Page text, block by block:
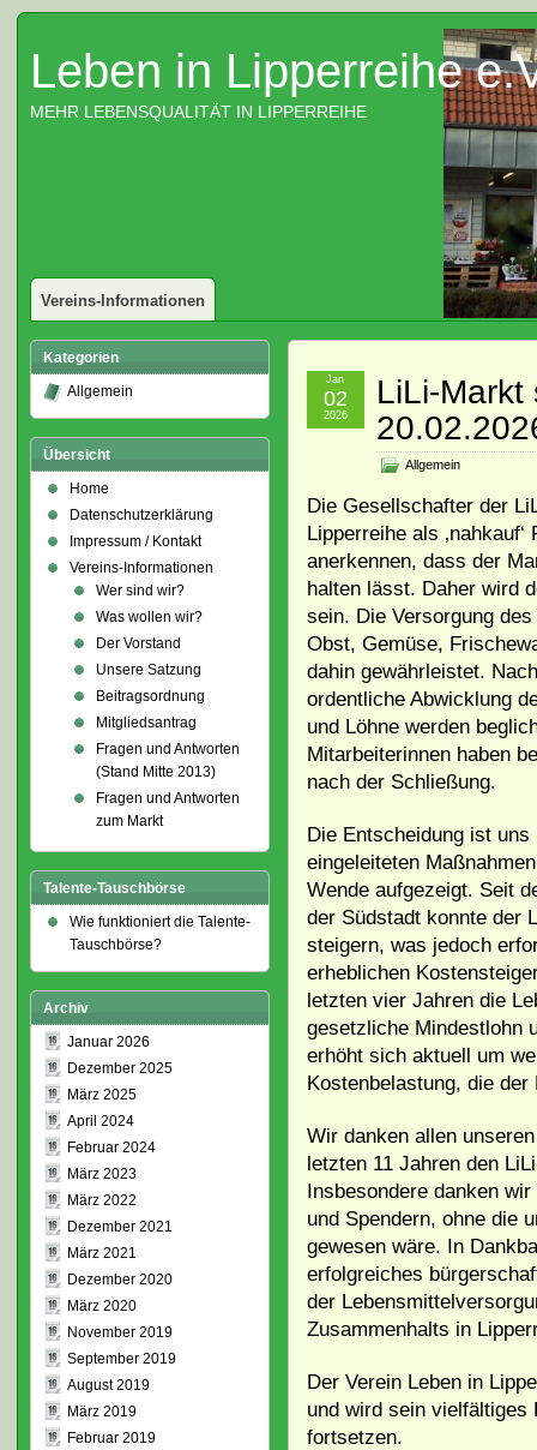
Leben in Lipperreihe
MEHR LEBENSQUALITÄT IN LIPPERREIHE
Vereins-Informationen
LiLi-Markt
Allgemein
Jan
02
2026
Die Gesellschafter der
Lipperreihe als
anerkennen, dass der
halten lässt. Daher wird
sein. Die Versorgung
Obst, Gemüse,
dahin gewährleistet.
ordentliche Abwicklung
und Löhne werden
Mitarbeiterinnen haben
nach der Schließung.
Die Entscheidung ist
eingeleiteten
Wende aufgezeigt. Seit
der Südstadt konnte der
steigern, was jedoch
erheblichen
letzten vier Jahren die
gesetzliche Mindestlohn
erhöht sich aktuell um
Kostenbelastung, die
Wir danken allen
letzten 11 Jahren den
Insbesondere danken
und Spendern, ohne die
gewesen wäre. In
erfolgreiches
der
Zusammenhalts in
Der Verein Leben in
und wird sein vielfältiges
fortsetzen.
Kategorien
Allgemein
Übersicht
Home
Datenschutzerklärung
Impressum / Kontakt
Vereins-Informationen
Wer sind wir?
Was wollen wir?
Der Vorstand
Unsere Satzung
Beitragsordnung
Mitgliedsantrag
Fragen und Antworten
(Stand Mitte 2013)
Fragen und Antworten
zum Markt
Talente-Tauschbörse
Wie funktioniert die Talente-
Tauschbörse?
Archiv
Januar 2026
Dezember 2025
März 2025
April 2024
Februar 2024
März 2023
März 2022
Dezember 2021
März 2021
Dezember 2020
März 2020
November 2019
September 2019
August 2019
März 2019
Februar 2019